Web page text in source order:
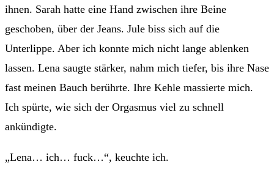
ihnen. Sarah hatte eine Hand zwischen ihre Beine
geschoben, über der Jeans. Jule biss sich auf die
Unterlippe. Aber ich konnte mich nicht lange ablenken
lassen. Lena saugte stärker, nahm mich tiefer, bis ihre Nase
fast meinen Bauch berührte. Ihre Kehle massierte mich.
Ich spürte, wie sich der Orgasmus viel zu schnell
ankündigte.
„Lena… ich… fuck…“, keuchte ich.